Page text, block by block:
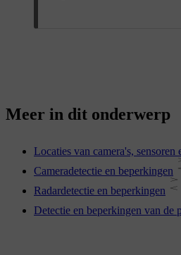
Meer in dit onderwerp
Locaties van camera's, sensoren
Cameradetectie en beperkingen
Radardetectie en beperkingen
Detectie en beperkingen van de